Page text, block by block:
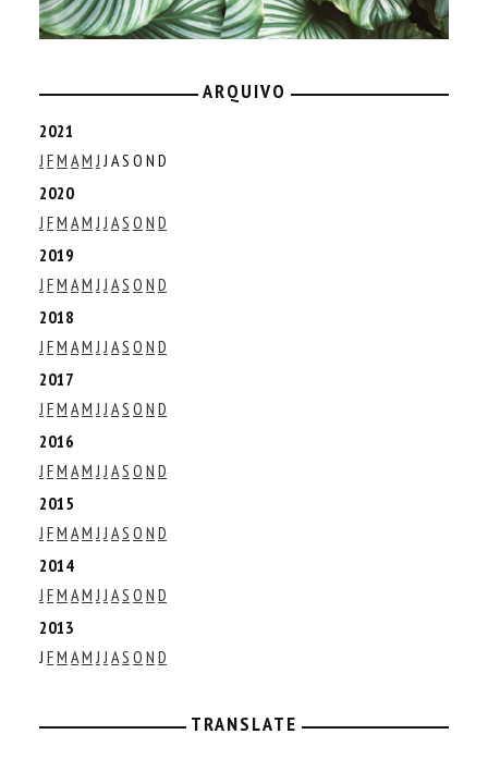
ARQUIVO
2021
J FM AM J J AS O N D
2020
J FM AM J J AS O N D
2019
J FM AM J J AS O N D
2018
J FM AM J J AS O N D
2017
J FM AM J J AS O N D
2016
J FM AM J J AS O N D
2015
J FM AM J J AS O N D
2014
J FM AM J J AS O N D
2013
J FM AM J J AS O N D
TRANSLATE